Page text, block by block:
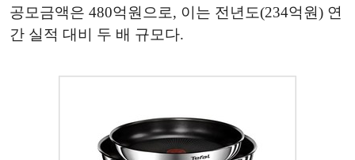
공모금액은 480억원으로, 이는 전년도(234억원) 연
간 실적 대비 두 배 규모다.